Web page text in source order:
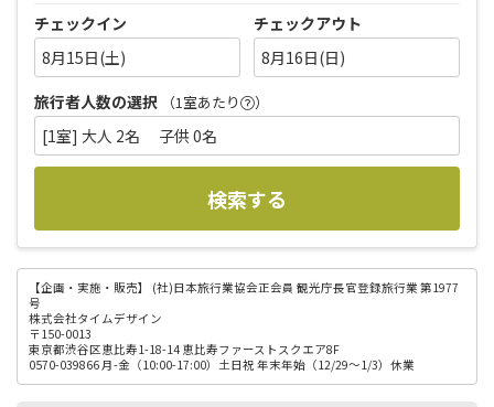
チェックイン
8月15日(土)
チェックアウト
8月16日(日)
旅行者人数の選択
（1室あたり ）
[1室] 大人 2名 子供 0名
検索する
【企画・実施・販売】
(社)日本旅行業協会正会員 観光庁長官登録旅行業 第1977
号
株式会社タイムデザイン
〒150-0013
東京都渋谷区恵比寿1-18-14 恵比寿ファーストスクエア8F
0570-039866 月-金（10:00-17:00）土日祝 年末年始（12/29～1/3）休業